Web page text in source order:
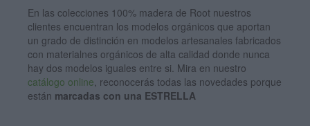
En las colecciones 100% madera de Root nuestros
clientes encuentran los modelos orgánicos que aportan
un grado de distinción en modelos artesanales fabricados
con materialnes orgánicos de alta calidad donde nunca
hay dos modelos iguales entre si. Mira en nuestro
catálogo online, reconocerás todas las novedades porque
están marcadas con una ESTRELLA